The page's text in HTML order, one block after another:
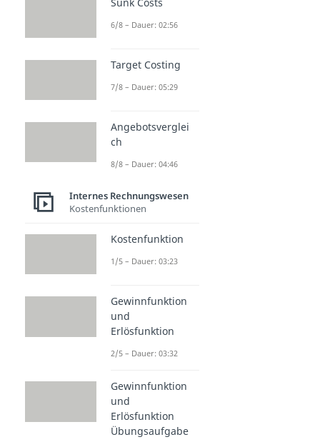
6/8 – Dauer: 02:56
Target Costing
7/8 – Dauer: 05:29
Angebotsverglei
ch
8/8 – Dauer: 04:46
Internes Rechnungswesen
Kostenfunktionen
Kostenfunktion
1/5 – Dauer: 03:23
Gewinnfunktion
und
Erlösfunktion
2/5 – Dauer: 03:32
Gewinnfunktion
und
Erlösfunktion
Übungsaufgabe